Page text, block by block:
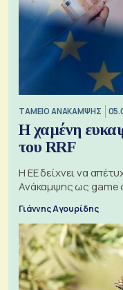
ΤΑΜΕΙΟ ΑΝΑΚΑΜΨΗΣ
Η χαμένη
του RRF
Η ΕΕ δείχνει να
Ανάκαμψης ως game
Γιάννης Αγουρίδης